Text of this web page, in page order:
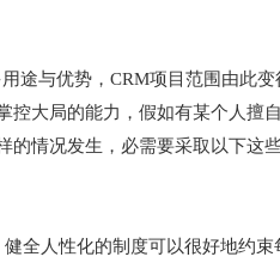
途与优势，CRM项目范围由此
控大局的能力，假如有某个人擅
的情况发生，必需要采取以下这
全人性化的制度可以很好地约